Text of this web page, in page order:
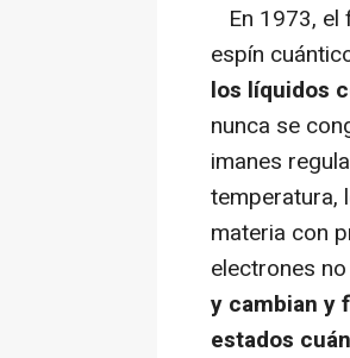
En 1973, el
espín
los líquidos
nunca se
imanes
temperatura,
materia con
electrones
y cambian y
estados